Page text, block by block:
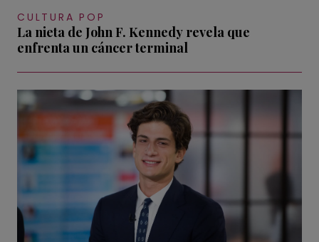
CULTURA POP
La nieta de John F. Kennedy revela que
enfrenta un cáncer terminal